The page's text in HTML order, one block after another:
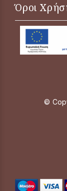
Όροι
©